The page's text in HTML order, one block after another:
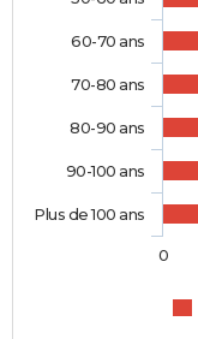
60-70 ans
70-80 ans
80-90 ans
90-100 ans
Plus de 100 ans
0